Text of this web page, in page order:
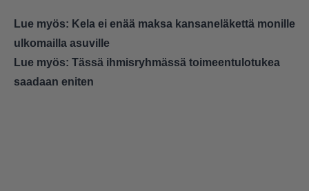
Lue myös: Kela ei enää maksa kansaneläkettä monille
ulkomailla asuville
Lue myös: Tässä ihmisryhmässä toimeentulotukea
saadaan eniten